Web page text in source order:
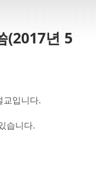
(2017년 5
교입니다.
습니다.